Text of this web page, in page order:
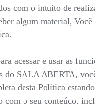
com o intuito de
algum material, Você
acessar e usar as
do SALA ABERTA,
desta Política
com o seu conteúdo,